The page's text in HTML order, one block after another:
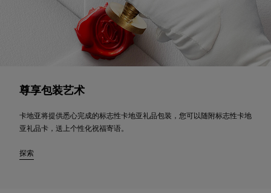
尊享包装艺术
卡地亚将提供悉心完成的标志性卡地亚礼品包装，您可以随附标志性卡地
亚礼品卡，送上个性化祝福寄语。
探索